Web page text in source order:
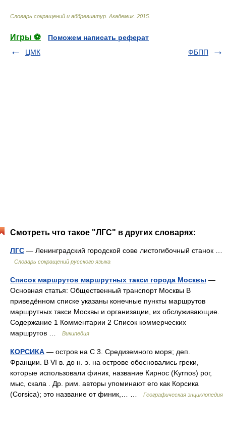
Словарь сокращений и аббревиатур Академик. 2015
Игры ⚽
Поможем написать реферат
ЦМК
ФБПП
Смотреть что такое "ЛГС" в других словарях:
ЛГС — Ленинградский городской сове листогибочный станок …
Словарь сокращений русского языка
Список маршрутов маршрутных такси города Москвы —
Основная статья: Общественный транспорт Москвы В
приведённом списке указаны конечные пункты маршрутов
маршрутных такси Москвы и организации, их обслуживающие.
Содержание 1 Комментарии 2 Список коммерческих
маршрутов …
Википедия
КОРСИКА — остров на С 3. Средиземного моря; деп.
Франции. В VI в. до н. э. на острове обосновались греки,
которые использовали финик, название Кирнос (Kyrnos) рог,
мыс, скала . Др. рим. авторы упоминают его как Корсика
(Corsica); это название от финик,… …
Географическая энциклопедия